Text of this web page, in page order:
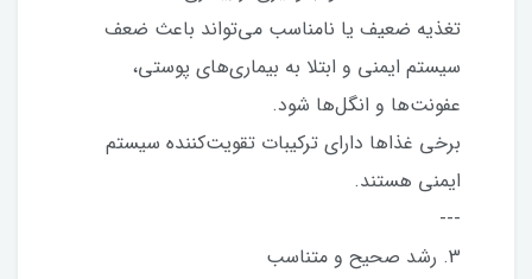
تغذیه ضعیف یا نامناسب می‌تواند باعث ضعف
سیستم ایمنی و ابتلا به بیماری‌های پوستی،
عفونت‌ها و انگل‌ها شود.
برخی غذاها دارای ترکیبات تقویت‌کننده سیستم
ایمنی هستند.
---
3. رشد صحیح و متناسب